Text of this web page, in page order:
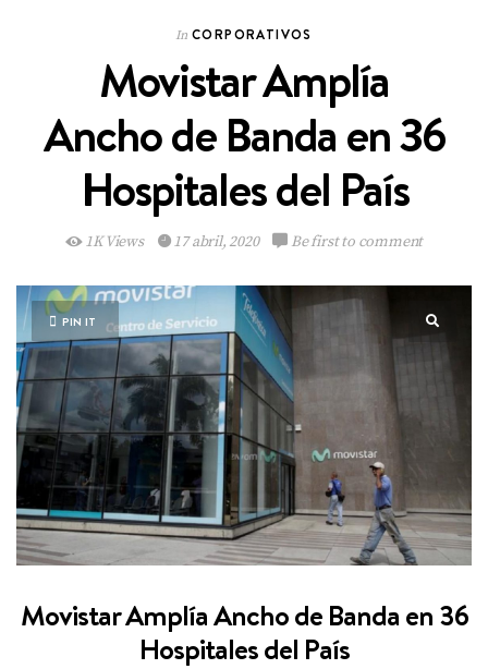
In CORPORATIVOS
Movistar Amplía
Ancho de Banda en 36
Hospitales del País
1K Views 17 abril, 2020 Be first to comment
PIN IT
Movistar Amplía Ancho de Banda en 36
Hospitales del País